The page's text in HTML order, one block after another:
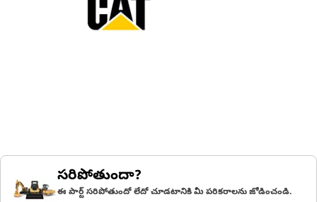
సరిపోతుందా?
ఈ పార్ట్ సరిపోతుందో లేదో చూడటానికి మీ పరికరాలను జోడించండి.